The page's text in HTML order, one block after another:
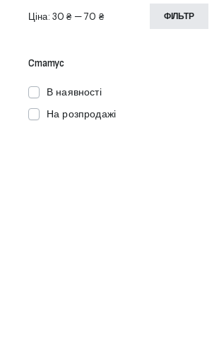
ФІЛЬТР
Ціна: 30 ₴—70 ₴
Статус
В наявності
На розпродажі